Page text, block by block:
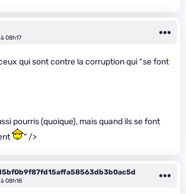
08h17
qui sont contre la corruption qui “se font
pourris (quoique), mais quand ils se font
" />
08h18